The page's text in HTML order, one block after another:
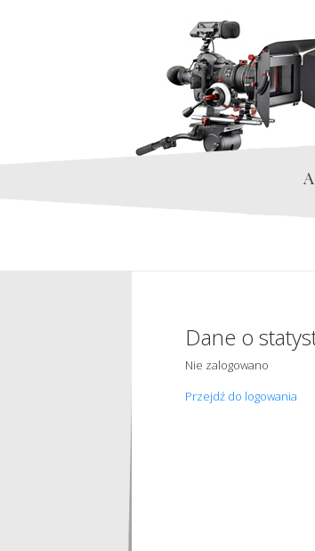
Dane o
Nie zalogowano
Przejdź do logowania